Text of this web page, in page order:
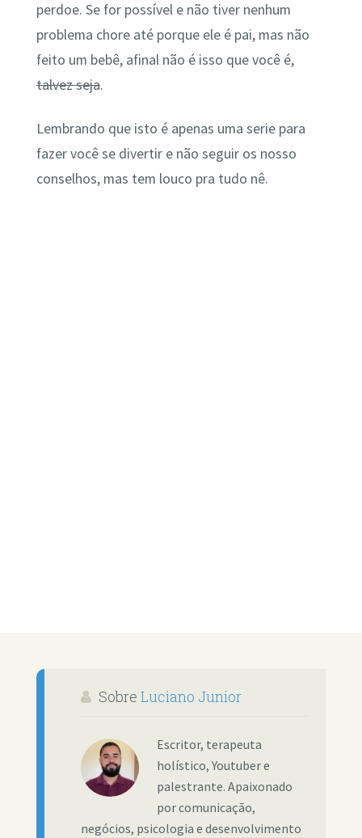
perdoe. Se for possível e não tiver nenhum
problema chore até porque ele é pai, mas não
feito um bebê, afinal não é isso que você é,
talvez seja.
Lembrando que isto é apenas uma serie para
fazer você se divertir e não seguir os nosso
conselhos, mas tem louco pra tudo nê.
Sobre Luciano Junior
Escritor, terapeuta
holístico, Youtuber e
palestrante. Apaixonado
por comunicação,
negócios, psicologia e desenvolvimento